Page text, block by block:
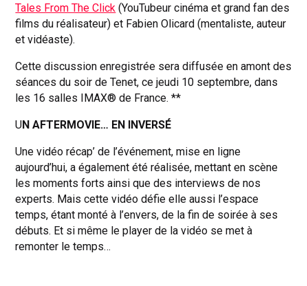
Tales From The Click (YouTubeur cinéma et grand fan des
films du réalisateur) et Fabien Olicard (mentaliste, auteur
et vidéaste).
Cette discussion enregistrée sera diffusée en amont des
séances du soir de Tenet, ce jeudi 10 septembre, dans
les 16 salles IMAX® de France. **
UN AFTERMOVIE… EN INVERSÉ
Une vidéo récap’ de l’événement, mise en ligne
aujourd’hui, a également été réalisée, mettant en scène
les moments forts ainsi que des interviews de nos
experts. Mais cette vidéo défie elle aussi l’espace
temps, étant monté à l’envers, de la fin de soirée à ses
débuts. Et si même le player de la vidéo se met à
remonter le temps…